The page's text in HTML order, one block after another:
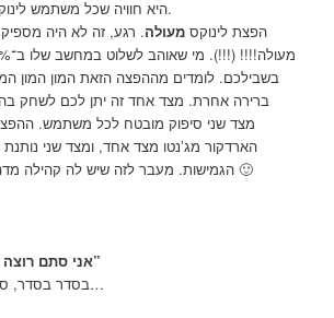
היא חוויה שכל משתמש לינוקס צריך לעבור.
– הפצת לינוקסמעולה. רגע, זה לא היה
בשבילכם. לומדים מההפצה הזאת המון המון
ברירה אחרת. מצד אחד זה יתן לכם לשחק
מצד שני סיפוק מובטח לכל משתמש.
הארדקור מג’נטו מצד אחד, ומצד שני
הגמישות. מעבר לזה שיש לה קהילה מדהימה ומחבקת 🙂
“אני סתם רוצה מחשב נוח שעובד”
בסדר בסדר, סה”כ בקשה לגיטימית…